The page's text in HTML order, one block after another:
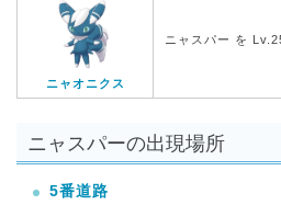
ニャオニクス
ニャスパー を
ニャスパーの出現場所
5番道路